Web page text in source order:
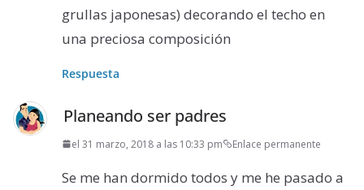
grullas japonesas) decorando el techo en
una preciosa composición
Respuesta
Planeando ser padres
el 31 marzo, 2018 a las 10:33 pm Enlace permanente
Se me han dormido todos y me he pasado a